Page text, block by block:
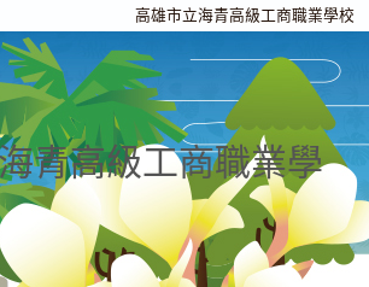
高雄市立海青高級工商職業學校
青高級工商職業學